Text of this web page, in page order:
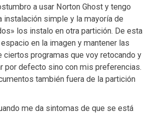
a usar Norton Ghost y tengo
instalación simple y la mayoría de
los instalo en otra partición. De esta
en la imagen y mantener las
ciertos programas que voy retocando y
por defecto sino con mis preferencias.
también fuera de la partición
me da sintomas de que se está